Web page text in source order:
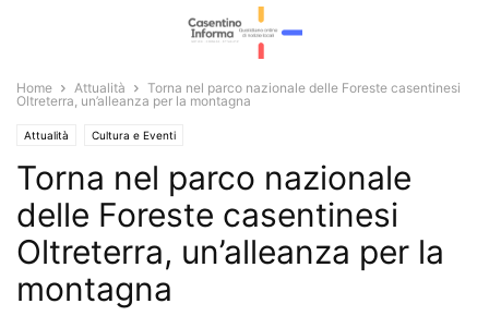
Home Attualità
Torna nel parco nazionale delle Foreste casentinesi
Oltreterra, un’alleanza per la montagna
Attualità Cultura e Eventi
Torna nel parco nazionale
delle Foreste casentinesi
Oltreterra, un’alleanza per la
montagna